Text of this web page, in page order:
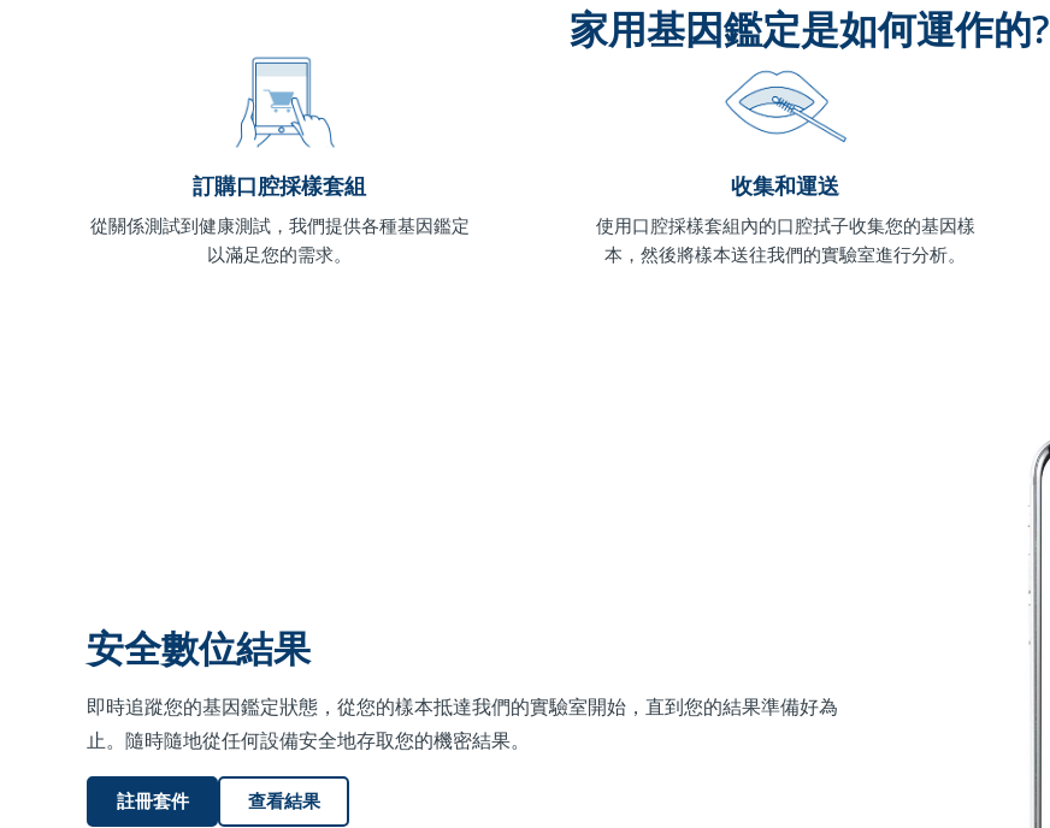
家用基因鑑定是如何運作的?
訂購口腔採樣套組
從關係測試到健康測試，我們提供各種基因鑑定
以滿足您的需求。
收集和運送
使用口腔採樣套組內的口腔拭子收集您的基因樣
本，然後將樣本送往我們的實驗室進行分析。
安全數位結果
即時追蹤您的基因鑑定狀態，從您的樣本抵達我們的實驗室開始，直到您的結果準備好為
止。隨時隨地從任何設備安全地存取您的機密結果。
註冊套件 查看結果